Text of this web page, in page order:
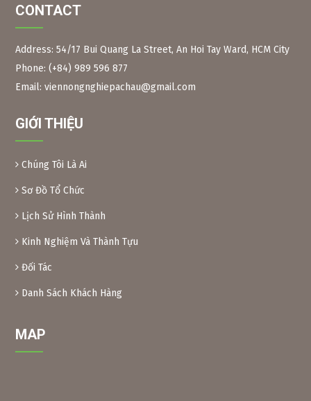
Figure 2:Neem branches, leaves and long fruits The
scientific name of the Indian neem tree is Azadirachta
Indica, Meliaceae family. Same family as the Xoan tree in
Neem leaves are used as a natural pesticide to preserve
some foods. Because of their toxicity, Xoan leaves and fruit
Preparation method:
– Xoan leaves: Soak dried Xoan leaves for 24 hours at a
the leaves and filter the solution into a bottle. When using,
dishwashing liquid before spraying. Spray 2 tanks of
grind them into powder, then soak them in water to create
CONTACT
Address: 54/17 Bui Quang La Street, An Hoi Tay Ward, HCM City
Phone: (+84) 989 596 877
Email: viennongnghiepachau@gmail.com
GIỚI THIỆU
Chúng Tôi Là Ai
Sơ Đồ Tổ Chức
Lịch Sử Hình Thành
Kinh Nghiệm Và Thành Tựu
Đối Tác
Danh Sách Khách Hàng
MAP